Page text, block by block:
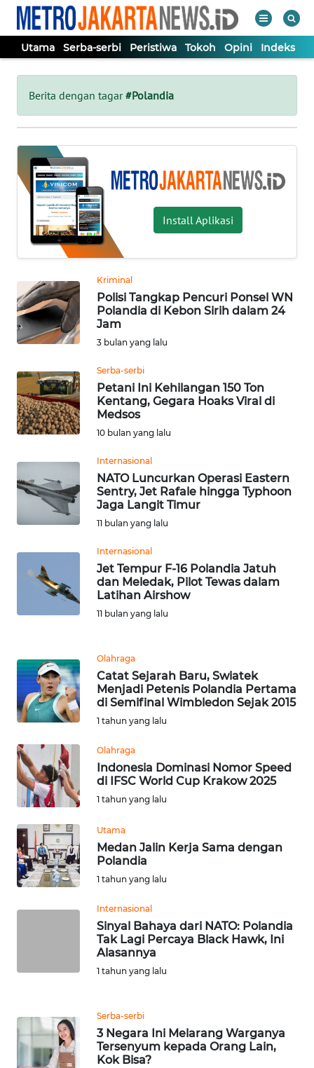
Utama Serba-serbi Peristiwa Tokoh Opini Indeks
Berita dengan tagar#Polandia
Install Aplikasi
Kriminal
Polisi Tangkap Pencuri Ponsel WN
Polandia di Kebon Sirih dalam 24
Jam
3 bulan yang lalu
Serba-serbi
Petani Ini Kehilangan 150 Ton
Kentang, Gegara Hoaks Viral di
Medsos
10 bulan yang lalu
Internasional
NATO Luncurkan Operasi Eastern
Sentry, Jet Rafale hingga Typhoon
Jaga Langit Timur
11 bulan yang lalu
Internasional
Jet Tempur F-16 Polandia Jatuh
dan Meledak, Pilot Tewas dalam
Latihan Airshow
11 bulan yang lalu
Olahraga
Catat Sejarah Baru, Swiatek
Menjadi Petenis Polandia Pertama
di Semifinal Wimbledon Sejak 2015
1 tahun yang lalu
Olahraga
Indonesia Dominasi Nomor Speed
di IFSC World Cup Krakow 2025
1 tahun yang lalu
Utama
Medan Jalin Kerja Sama dengan
Polandia
1 tahun yang lalu
Internasional
Sinyal Bahaya dari NATO: Polandia
Tak Lagi Percaya Black Hawk, Ini
Alasannya
1 tahun yang lalu
Serba-serbi
3 Negara Ini Melarang Warganya
Tersenyum kepada Orang Lain,
Kok Bisa?
Tutup
UTAMA
SERBA-
SERBI
PERISTIWA
TOKOH
OPINI
Informasi
INDEKS
BERITA
KONTAK
KAMI
IKLAN
TENTANG
PEDOMAN
MEDIA
KARIR
DISCLAIMER
Wahana
News
Regional
SUMUT
WN
JAKARTA
WN
WN
NTT